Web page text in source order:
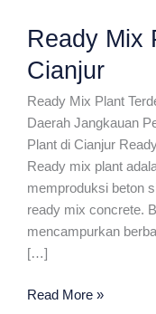
Ready Mix
Cianjur
Ready Mix Plant
Daerah Jangkauan
Plant di Cianjur
Ready mix plant
memproduksi beton
ready mix concrete.
mencampurkan
[…]
Ready
Read More »